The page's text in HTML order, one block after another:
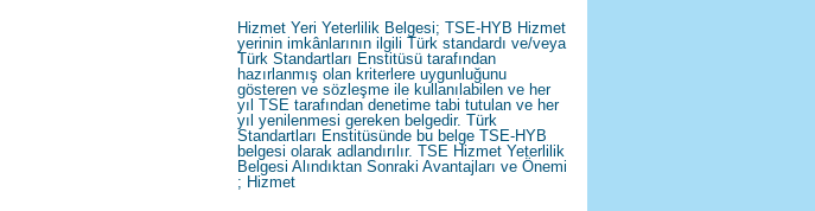
Hizmet Yeri Yeterlilik Belgesi; TSE-HYB Hizmet
yerinin imkânlarının ilgili Türk standardı ve/veya
Türk Standartları Enstitüsü tarafından
hazırlanmış olan kriterlere uygunluğunu
gösteren ve sözleşme ile kullanılabilen ve her
yıl TSE tarafından denetime tabi tutulan ve her
yıl yenilenmesi gereken belgedir. Türk
Standartları Enstitüsünde bu belge TSE-HYB
belgesi olarak adlandırılır. TSE Hizmet Yeterlilik
Belgesi Alındıktan Sonraki Avantajları ve Önemi
; Hizmet